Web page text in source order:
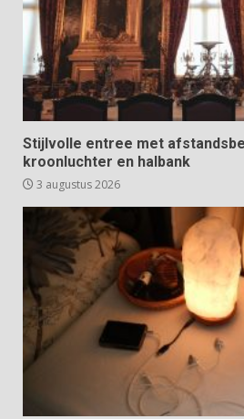
Stijlvolle entree met
kroonluchter en halbank
3 augustus 2026